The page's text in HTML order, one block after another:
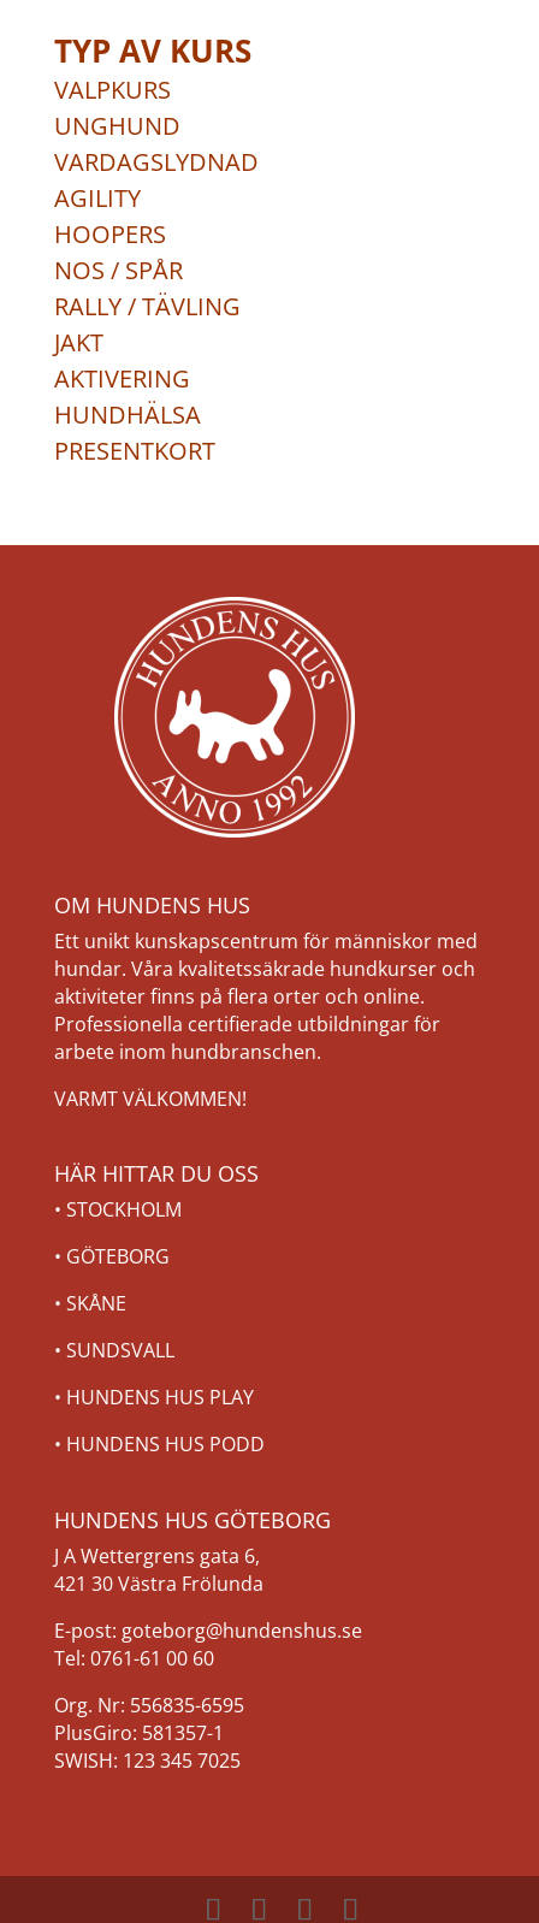
TYP AV KURS
VALPKURS
UNGHUND
VARDAGSLYDNAD
AGILITY
HOOPERS
NOS / SPÅR
RALLY / TÄVLING
JAKT
AKTIVERING
HUNDHÄLSA
PRESENTKORT
OM HUNDENS HUS
Ett unikt kunskapscentrum för människor med
hundar. Våra kvalitetssäkrade hundkurser och
aktiviteter finns på flera orter och online.
Professionella certifierade utbildningar för
arbete inom hundbranschen.
VARMT VÄLKOMMEN!
HÄR HITTAR DU OSS
• STOCKHOLM
• GÖTEBORG
• SKÅNE
• SUNDSVALL
• HUNDENS HUS PLAY
• HUNDENS HUS PODD
HUNDENS HUS GÖTEBORG
J A Wettergrens gata 6,
421 30 Västra Frölunda
E-post: goteborg@hundenshus.se
Tel: 0761-61 00 60
Org. Nr: 556835-6595
PlusGiro: 581357-1
SWISH: 123 345 7025